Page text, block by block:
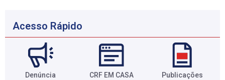
Acesso Rápido
Denúncia CRF EM CASA Publicações